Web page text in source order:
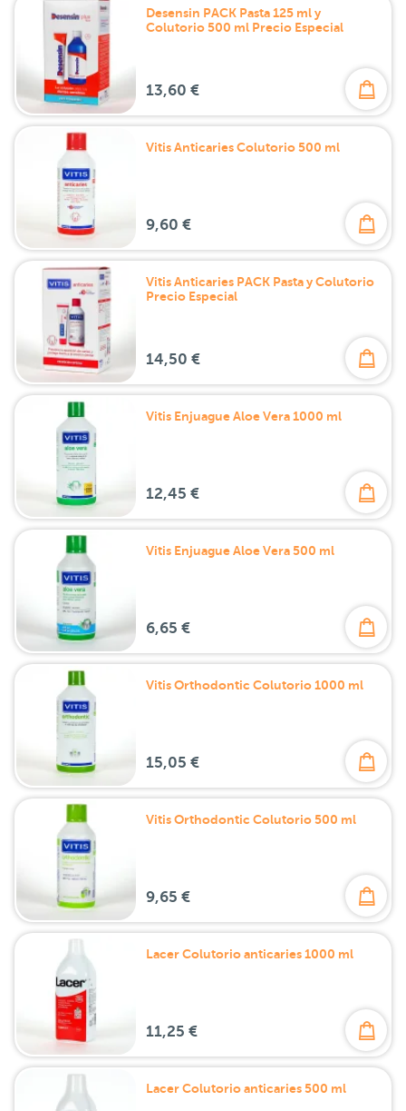
Desensin PACK Pasta 125 ml y
Colutorio 500 ml Precio Especial
13,60 €
Vitis Anticaries Colutorio 500 ml
9,60 €
Vitis Anticaries PACK Pasta y Colutorio
Precio Especial
14,50 €
Vitis Enjuague Aloe Vera 1000 ml
12,45 €
Vitis Enjuague Aloe Vera 500 ml
6,65 €
Vitis Orthodontic Colutorio 1000 ml
15,05 €
Vitis Orthodontic Colutorio 500 ml
9,65 €
Lacer Colutorio anticaries 1000 ml
11,25 €
Lacer Colutorio anticaries 500 ml